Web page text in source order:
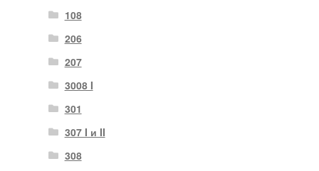
108
206
207
3008 I
301
307 I и II
308